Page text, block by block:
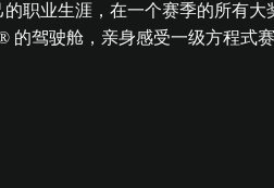
职业生涯，在一个赛季的所有
的驾驶舱，亲身感受一级方程式